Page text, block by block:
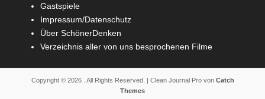
Gastspiele
Impressum/Datenschutz
Über SchönerDenken
Verzeichnis aller von uns besprochenen Filme
Copyright © 2026 . All Rights Reserved. | Clean Journal Pro von Catch
Themes